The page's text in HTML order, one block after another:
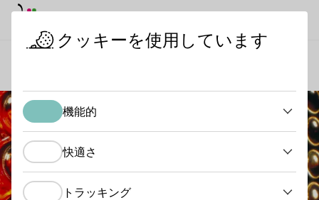
クッキーを使用しています
機能的
快適さ
トラッキング